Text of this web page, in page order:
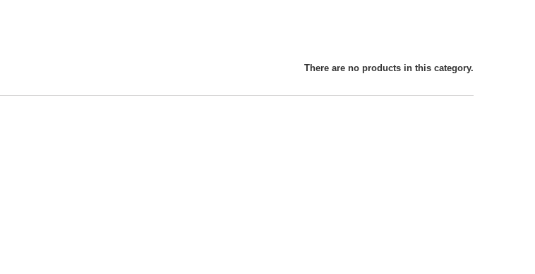
There are no products in this category.